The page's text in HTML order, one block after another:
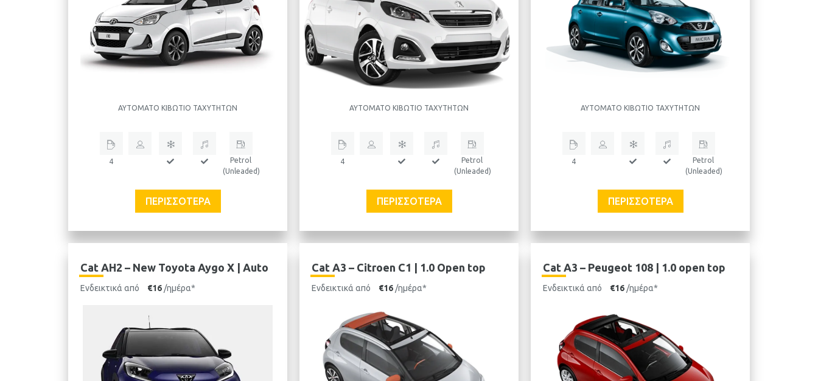
ΑΥΤΌΜΑΤΟ ΚΙΒΏΤΙΟ ΤΑΧΥΤΉΤΩΝ
4
Petrol
(Unleaded)
ΠΕΡΙΣΣΌΤΕΡΑ
ΑΥΤΌΜΑΤΟ ΚΙΒΏΤΙΟ ΤΑΧΥΤΉΤΩΝ
4
Petrol
(Unleaded)
ΠΕΡΙΣΣΌΤΕΡΑ
ΑΥΤΌΜΑΤΟ ΚΙΒΏΤΙΟ ΤΑΧΥΤΉΤΩΝ
4
Petrol
(Unleaded)
ΠΕΡΙΣΣΌΤΕΡΑ
Cat AH2 – New Toyota Aygo X | Auto
Ενδεικτικά από €16 /ημέρα*
Cat A3 – Citroen C1 | 1.0 Open top
Ενδεικτικά από €16 /ημέρα*
Cat A3 – Peugeot 108 | 1.0 open top
Ενδεικτικά από €16 /ημέρα*